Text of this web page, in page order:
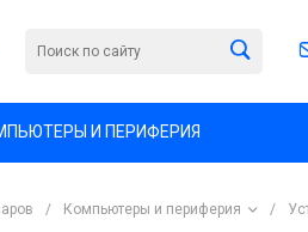
И ПЕРИФЕРИЯ
/ Компьютеры и периферия /